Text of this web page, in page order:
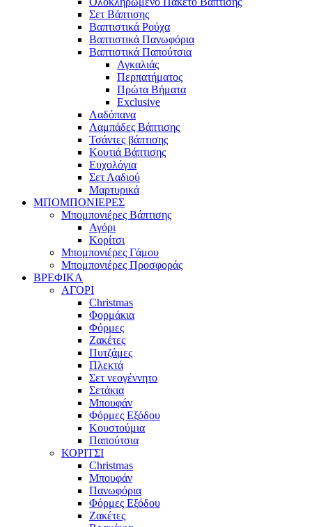
Σετ Βάπτισης
Βαπτιστικά Ρούχα
Βαπτιστικά Πανωφόρια
Βαπτιστικά Παπούτσια
Αγκαλιάς
Περπατήματος
Πρώτα Βήματα
Exclusive
Λαδόπανα
Λαμπάδες Βάπτισης
Τσάντες βάπτισης
Κουτιά Βάπτισης
Ευχολόγια
Σετ Λαδιού
Μαρτυρικά
ΜΠΟΜΠΟΝΙΕΡΕΣ
Μπομπονιέρες Βάπτισης
Αγόρι
Κορίτσι
Μπομπονιέρες Γάμου
Μπομπονιέρες Προσφοράς
ΒΡΕΦΙΚΑ
ΑΓΟΡΙ
Christmas
Φορμάκια
Φόρμες
Ζακέτες
Πυτζάμες
Πλεκτά
Σετ νεογέννητο
Σετάκια
Μπουφάν
Φόρμες Εξόδου
Κουστούμια
Παπούτσια
ΚΟΡΙΤΣΙ
Christmas
Μπουφάν
Πανωφόρια
Φόρμες Εξόδου
Ζακέτες